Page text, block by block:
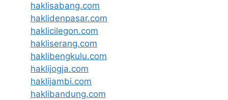
haklisabang.com
haklidenpasar.com
haklicilegon.com
hakliserang.com
haklibengkulu.com
haklijogja.com
haklijambi.com
haklibandung.com